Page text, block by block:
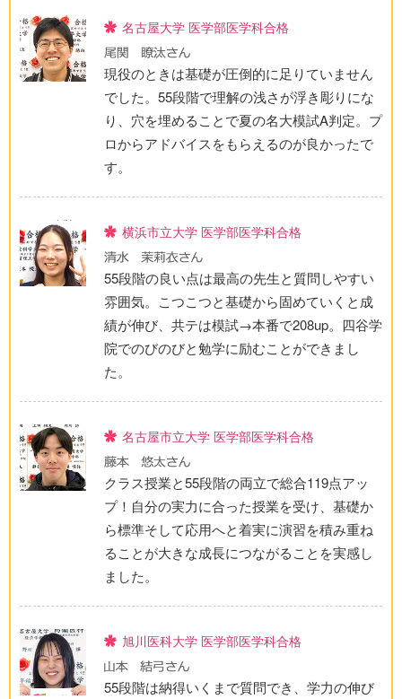
名古屋大学 医学部医学科合格
現役のときは基礎が圧倒的に足りていません
でした。55段階で理解の浅さが浮き彫りにな
り、穴を埋めることで夏の名大模試A判定。プ
ロからアドバイスをもらえるのが良かったで
す。
横浜市立大学 医学部医学科合格
55段階の良い点は最高の先生と質問しやすい
雰囲気。こつこつと基礎から固めていくと成
績が伸び、共テは模試→本番で208up。四谷学
院でのびのびと勉学に励むことができまし
た。
名古屋市立大学 医学部医学科合格
クラス授業と55段階の両立で総合119点アッ
プ！自分の実力に合った授業を受け、基礎か
ら標準そして応用へと着実に演習を積み重ね
ることが大きな成長につながることを実感し
ました。
旭川医科大学 医学部医学科合格
55段階は納得いくまで質問でき、学力の伸び